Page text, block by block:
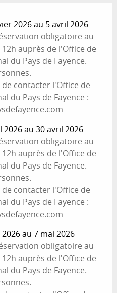
2026 au 5 avril 2026
obligatoire au
auprès de l'Office de
du Pays de Fayence.
contacter l'Office de
du Pays de Fayence :
au 30 avril 2026
obligatoire au
auprès de l'Office de
du Pays de Fayence.
contacter l'Office de
du Pays de Fayence :
au 7 mai 2026
obligatoire au
auprès de l'Office de
du Pays de Fayence.